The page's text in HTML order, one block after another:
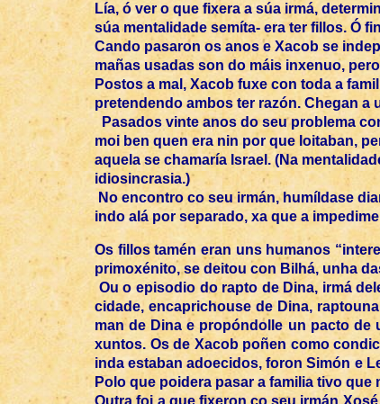
Lía, ó ver o que fixera a súa irmá,
súa mentalidade semíta- era ter fillos. Ó
Cando pasaron os anos e Xacob se
mañas usadas son do máis inxenuo,
Postos a mal, Xacob fuxe con toda a
pretendendo ambos ter razón. Chegan
Pasados vinte anos do seu problema
moi ben quen era nin por que loitaban,
aquela se chamaría Israel. (Na
idiosincrasia.)
No encontro co seu irmán, humíldase
indo alá por separado, xa que a
Os fillos tamén eran uns humanos
primoxénito, se deitou con Bilhá, unha
Ou o episodio do rapto de Dina, irmá
cidade, encaprichouse de Dina,
man de Dina e propóndolle un pacto
xuntos. Os de Xacob poñen como
inda estaban adoecidos, foron Simón e
Polo que poidera pasar a familia tivo que
Outra foi a que fixeron co seu irmán